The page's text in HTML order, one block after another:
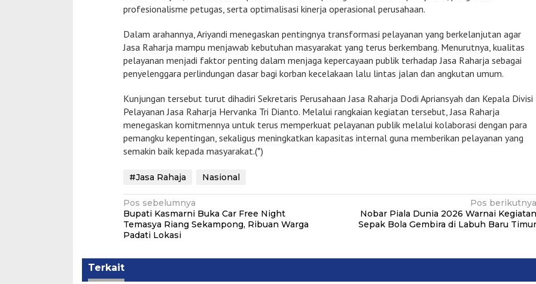
profesionalisme petugas, serta optimalisasi kinerja operasional perusahaan.
Dalam arahannya, Ariyandi menegaskan pentingnya transformasi pelayanan yang berkelanjutan agar
Jasa Raharja mampu menjawab kebutuhan masyarakat yang terus berkembang. Menurutnya, kualitas
pelayanan menjadi faktor penting dalam menjaga kepercayaan publik terhadap Jasa Raharja sebagai
penyelenggara perlindungan dasar bagi korban kecelakaan lalu lintas jalan dan angkutan umum.
Kunjungan tersebut turut dihadiri Sekretaris Perusahaan Jasa Raharja Dodi Apriansyah dan Kepala Divisi
Pelayanan Jasa Raharja Hervanka Tri Dianto. Melalui rangkaian kegiatan tersebut, Jasa Raharja
menegaskan komitmennya untuk terus memperkuat pelayanan publik melalui kolaborasi dengan para
pemangku kepentingan, sekaligus meningkatkan kapasitas internal guna memberikan pelayanan yang
semakin baik kepada masyarakat.(*)
#Jasa Rahaja Nasional
Navigasi
pos
Pos sebelumnya
Bupati Kasmarni Buka Car Free Night
Temasya Riang Sekampong, Ribuan Warga
Padati Lokasi
Pos berikutnya
Nobar Piala Dunia 2026 Warnai Kegiatan
Sepak Bola Gembira di Labuh Baru Timur
Terkait